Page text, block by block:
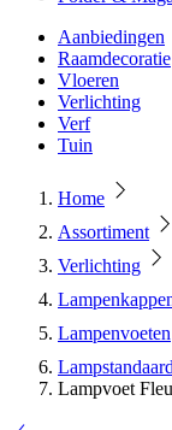
Aanbiedingen
Raamdecoratie
Vloeren
Verlichting
Verf
Tuin
Home
Assortiment
Verlichting
Lampenvoeten
Lampvoet